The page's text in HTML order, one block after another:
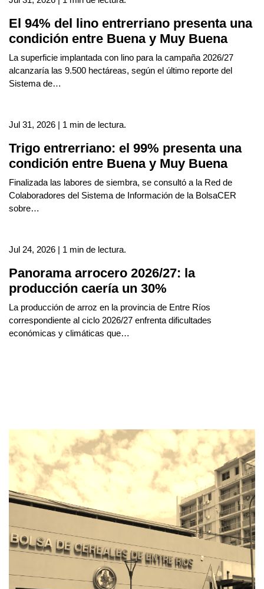
El 94% del lino entrerriano presenta una
condición entre Buena y Muy Buena
La superficie implantada con lino para la campaña 2026/27
alcanzaría las 9.500 hectáreas, según el último reporte del
Sistema de…
Jul 31, 2026 | 1 min de lectura.
Trigo entrerriano: el 99% presenta una
condición entre Buena y Muy Buena
Finalizada las labores de siembra, se consultó a la Red de
Colaboradores del Sistema de Información de la BolsaCER
sobre…
Jul 24, 2026 | 1 min de lectura.
Panorama arrocero 2026/27: la
producción caería un 30%
La producción de arroz en la provincia de Entre Ríos
correspondiente al ciclo 2026/27 enfrenta dificultades
económicas y climáticas que…